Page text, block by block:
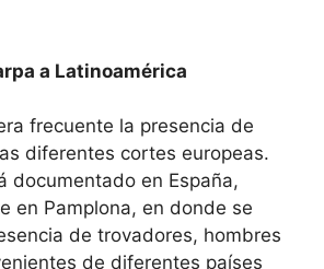
a Latinoamérica
frecuente la presencia de
diferentes cortes europeas.
documentado en España,
en Pamplona, en donde se
de trovadores, hombres
de diferentes países